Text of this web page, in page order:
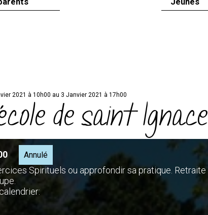
2021 à 10h00 au 3 Janvier 2021 à 17h00
de saint Ignace
Annulé
Spirituels ou approfondir sa pratique. Retraite